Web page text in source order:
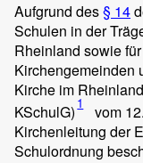
Aufgrund des§ 14
Schulen in der
Rheinland sowie
Kirchengemeinden
Kirche im
KSchulG) 1
vom
Kirchenleitung der
Schulordnung